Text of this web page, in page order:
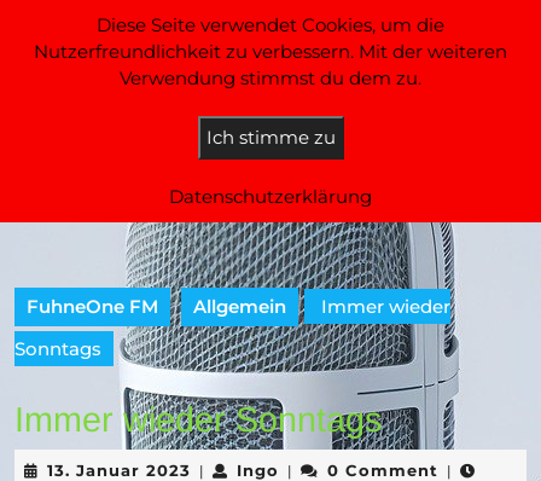
content
FuhneOne FM
DAS Radio aus Anhalt
Open
FuhneOne FM Allgemein
Immer wieder
Sonntags
Immer wieder Sonntags
13. Januar 2023 13.| Ingo Ingo
| 0 Comment |
Diese Seite verwendet Cookies, um die
Nutzerfreundlichkeit zu verbessern. Mit der weiteren
Verwendung stimmst du dem zu.
Ich stimme zu
Datenschutzerklärung